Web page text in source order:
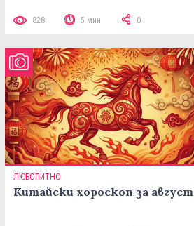
828 5 мин 0
ЛЮБОПИТНО
Китайски хороскоп за август